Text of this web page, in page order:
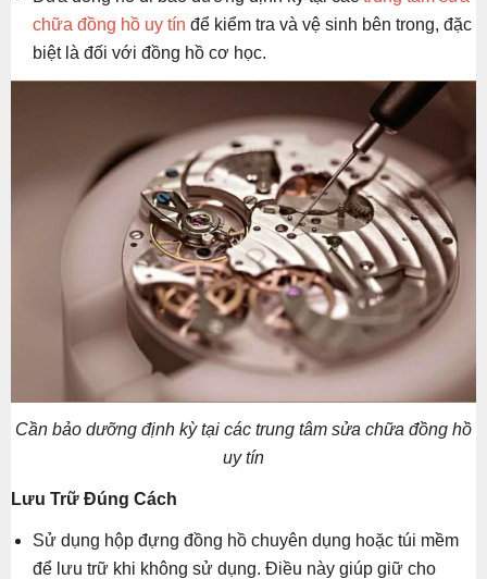
chữa đồng hồ uy tín để kiểm tra và vệ sinh bên trong, đặc
biệt là đối với đồng hồ cơ học.
Cần bảo dưỡng định kỳ tại các trung tâm sửa chữa đồng hồ
uy tín
Lưu Trữ Đúng Cách
Sử dụng hộp đựng đồng hồ chuyên dụng hoặc túi mềm
để lưu trữ khi không sử dụng. Điều này giúp giữ cho